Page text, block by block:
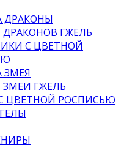
ДРАКОНЫ
ГЖЕЛЬ
С ЦВЕТНОЙ
ГЖЕЛЬ
ЦВЕТНОЙ РОСПИСЬЮ